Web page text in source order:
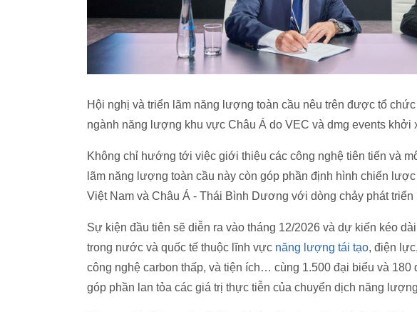
Hội nghị và triển lãm năng lượng toàn cầu nêu trên được tổ
ngành năng lượng khu vực Châu Á do VEC và dmg events khởi
Không chỉ hướng tới việc giới thiệu các công nghệ tiên tiến và
lãm năng lượng toàn cầu này còn góp phần định hình chiến
Việt Nam và Châu Á - Thái Bình Dương với dòng chảy phát
Sự kiện đầu tiên sẽ diễn ra vào tháng 12/2026 và dự kiến kéo
trong nước và quốc tế thuộc lĩnh vực năng lượng tái tạo, điện
công nghệ carbon thấp, và tiện ích… cùng 1.500 đại biểu và
góp phần lan tỏa các giá trị thực tiễn của chuyển dịch năng